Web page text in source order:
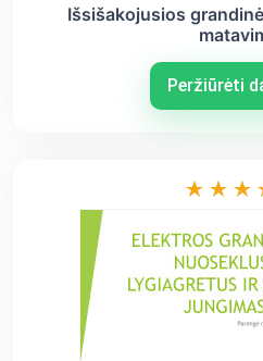
Išsišakojusios
Peržiūrėti